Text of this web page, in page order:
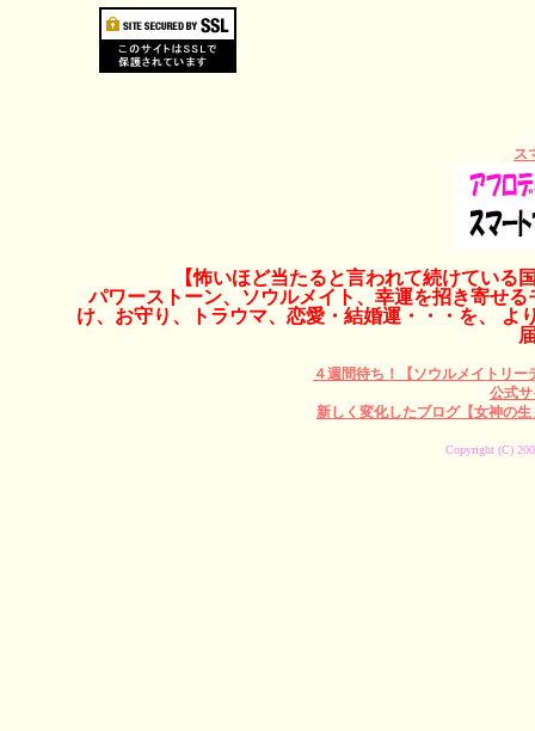
ス
【怖いほど当たると言われて続けてい
パワーストーン、ソウルメイト、幸運を招き寄せ
け、お守り、トラウマ、恋愛・結婚運・・・を、
４週間待ち！【ソウルメイトリ
公式
新しく変化したブログ【女神の
Copyright (C)